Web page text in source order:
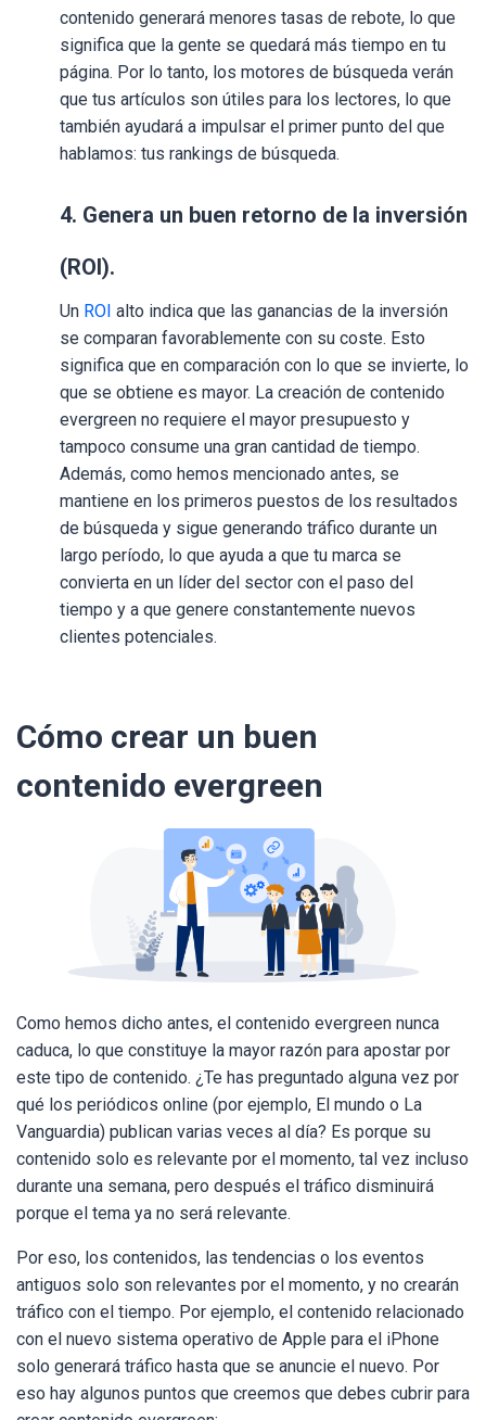
contenido generará menores tasas de rebote, lo que
significa que la gente se quedará más tiempo en tu
página. Por lo tanto, los motores de búsqueda verán
que tus artículos son útiles para los lectores, lo que
también ayudará a impulsar el primer punto del que
hablamos: tus rankings de búsqueda.
4. Genera un buen retorno de la inversión
(ROI).
Un ROI alto indica que las ganancias de la inversión
se comparan favorablemente con su coste. Esto
significa que en comparación con lo que se invierte, lo
que se obtiene es mayor. La creación de contenido
evergreen no requiere el mayor presupuesto y
tampoco consume una gran cantidad de tiempo.
Además, como hemos mencionado antes, se
mantiene en los primeros puestos de los resultados
de búsqueda y sigue generando tráfico durante un
largo período, lo que ayuda a que tu marca se
convierta en un líder del sector con el paso del
tiempo y a que genere constantemente nuevos
clientes potenciales.
Cómo crear un buen
contenido evergreen
Como hemos dicho antes, el contenido evergreen nunca
caduca, lo que constituye la mayor razón para apostar por
este tipo de contenido. ¿Te has preguntado alguna vez por
qué los periódicos online (por ejemplo, El mundo o La
Vanguardia) publican varias veces al día? Es porque su
contenido solo es relevante por el momento, tal vez incluso
durante una semana, pero después el tráfico disminuirá
porque el tema ya no será relevante.
Por eso, los contenidos, las tendencias o los eventos
antiguos solo son relevantes por el momento, y no crearán
tráfico con el tiempo. Por ejemplo, el contenido relacionado
con el nuevo sistema operativo de Apple para el iPhone
solo generará tráfico hasta que se anuncie el nuevo. Por
eso hay algunos puntos que creemos que debes cubrir para